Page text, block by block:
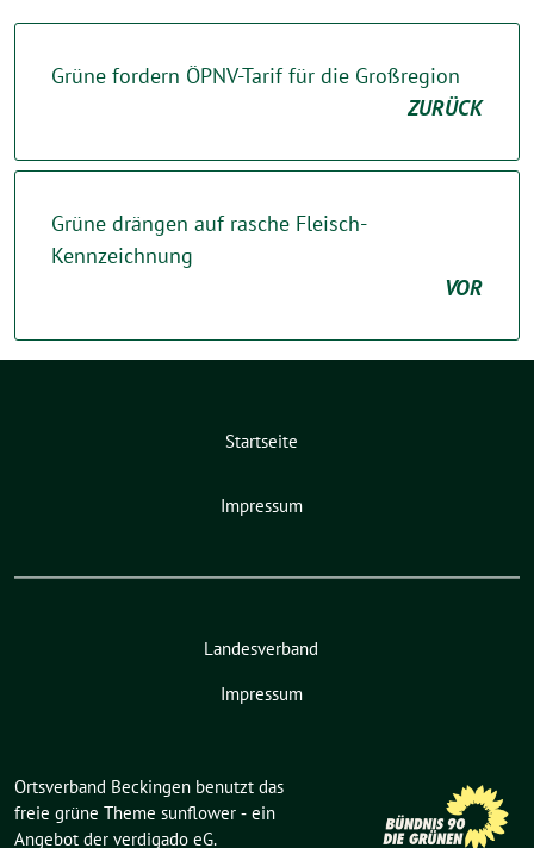
Grüne fordern ÖPNV-Tarif für die Großregion
ZURÜCK
Grüne drängen auf rasche Fleisch-
Kennzeichnung
VOR
Startseite
Impressum
Landesverband
Impressum
Ortsverband Beckingen benutzt das
freie grüne Theme sunflower ‐ ein
Angebot der verdigado eG.